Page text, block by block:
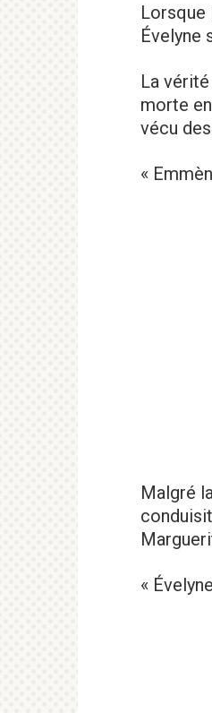
Lorsque
Évelyne
La
morte
vécu
«
Malgré
«